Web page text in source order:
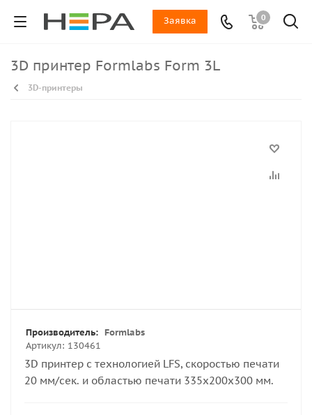
0
Заявка
3D принтер Formlabs Form 3L
3D-принтеры
Артикул: 130461
Производитель: Formlabs
3D принтер с технологией LFS, скоростью печати
20 мм/сек. и областью печати 335x200x300 мм.